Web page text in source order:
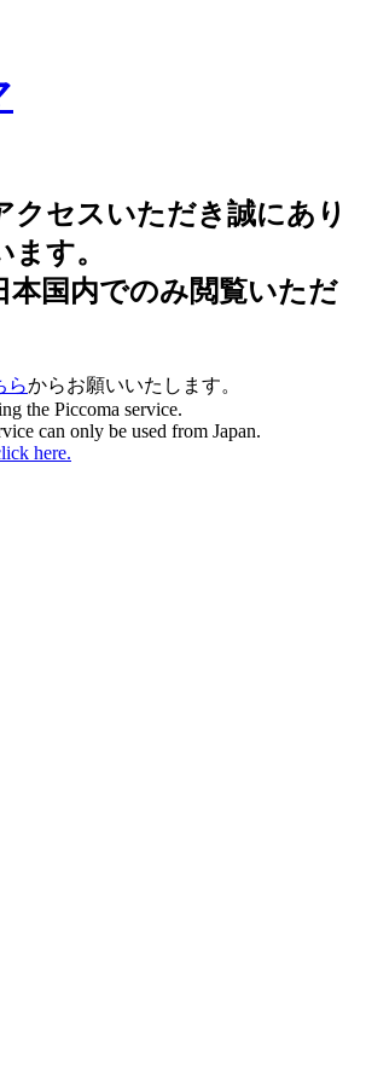
クセスいただき誠にあり
す。
本国内でのみ閲覧いただ
らからお願いいたします。
the Piccoma service.
can only be used from Japan.
here.